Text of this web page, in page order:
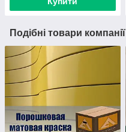
Подібні товари компанії